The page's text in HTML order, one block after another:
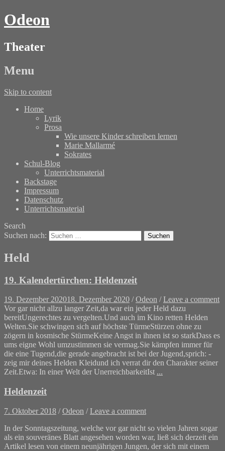
Odeon
Theater
Menu
Skip to content
Home
Lyrik
Prosa
Wie unsere Kinder schreiben lernen
Marie Mallarmé
Sokrates
Schul-Blog
Unterrichtsmaterial
Backstage
Impressum
Datenschutz
Unterrichtsmaterial
Search
Suchen nach:
Held
19. Kalendertürchen: Heldenzeit
19. Dezember 202018. Dezember 2020 /Odeon /Leave a comment
Vor gar nicht allzu langer Zeit,da war ein jeder Held dazu
bereitUngerechtes zu vergelten.Und auch im Kino retten Helden
Welten.Sie schwingen sich auf höchste TürmeStürzen ohne zu
zögern in kosmische StürmeKeine Angst in ihnen ist so starkDass es
ums eigne Wohl umzustimmen sie vermag.Sie kämpfen immer für
die eine Tugend,die gerade angebracht ist bei der Jugend,sprich: -
zeig mir deines Helden Kleidund ich verrat dir den Charakter seiner
Zeit.Etwa: In einer Welt der UnerreichbarkeitIst ...
Heldenzeit
7. Oktober 2018 /Odeon /Leave a comment
In der Sonntagszeitung, welche vor gar nicht so vielen Jahren sogar
als ein souveränes Blatt angesehen worden war, ließ sich derzeit ein
Artikel lesen von einem neunjährigen Jungen, der sich mit einem